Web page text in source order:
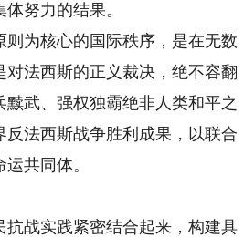
努力的结果。
为核心的国际秩序，是在无数
法西斯的正义裁决，绝不容翻
武、强权独霸绝非人类和平之
法西斯战争胜利成果，以联合
共同体。
战实践紧密结合起来，构建具